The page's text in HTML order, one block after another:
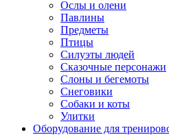
Ослы и олени
Павлины
Предметы
Птицы
Силуэты людей
Сказочные персонажи
Слоны и бегемоты
Снеговики
Собаки и коты
Улитки
Оборудование для